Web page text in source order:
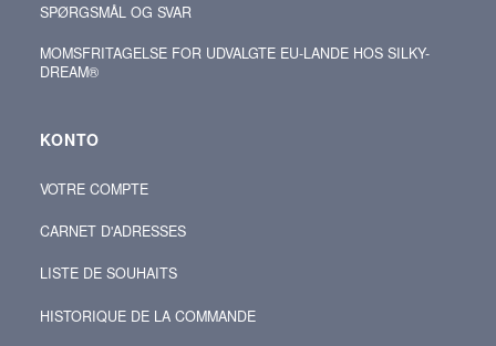
SPØRGSMÅL OG SVAR
MOMSFRITAGELSE FOR UDVALGTE EU-LANDE HOS SILKY-
DREAM®
KONTO
VOTRE COMPTE
CARNET D'ADRESSES
LISTE DE SOUHAITS
HISTORIQUE DE LA COMMANDE